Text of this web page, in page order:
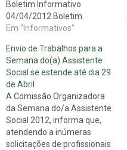
Boletim Informativo
04/04/2012 Boletim
Informativo CRESS Bem
Acompanhe-nos no twitter
@cresssergipe Novidades
mais recentes: CRESS
informa cancelamento de
reunião Informamos que
nesta sexta-feira, dia 30/03,
NÃO HAVERÁ reunião da
Comissão de Políticas
Públicas e Controle Social,
Em "Informativos"
Envio de Trabalhos para a
Semana do(a) Assistente
Social se estende até dia 29
de Abril
A Comissão Organizadora
da Semana do/a Assistente
Social 2012, informa que,
atendendo a inúmeras
solicitações de profissionais